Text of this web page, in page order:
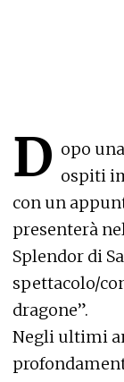
D opo
ospiti
con un
presenterà
Splendor di
spettacolo/
dragone”.
Negli ultimi